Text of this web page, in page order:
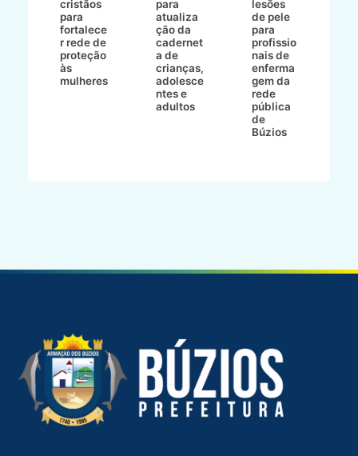
cristãos
para
fortalece
r rede de
proteção
às
mulheres
para
atualiza
ção da
cadernet
a de
crianças,
adolesce
ntes e
adultos
lesões
de pele
para
profissio
nais de
enferma
gem da
rede
pública
de
Búzios